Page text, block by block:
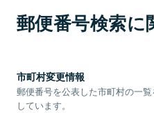
郵便番号検索に
市町村変更情報
郵便番号を公表した市町村の一
しています。